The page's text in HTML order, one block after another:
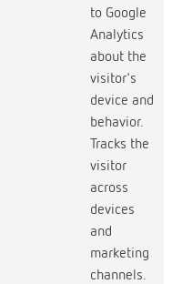
to Google
Analytics
about the
visitor's
device and
behavior.
Tracks the
visitor
across
devices
and
marketing
channels.